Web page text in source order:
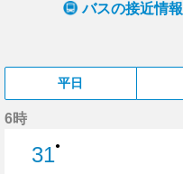
バスの接近情報
平日
6時
31●